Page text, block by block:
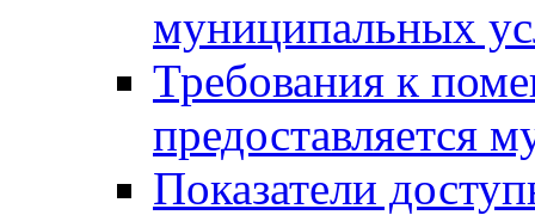
муниципальных
Требования к
предоставляется
Показатели